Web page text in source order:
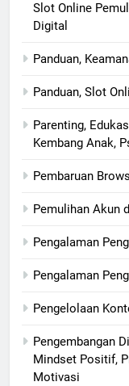
Slot Online
Digital
Panduan,
Panduan, Slot
Parenting,
Kembang Anak,
Pembaruan
Pemulihan Akun
Pengalaman
Pengalaman
Pengelolaan
Pengembangan
Mindset Positif,
Motivasi